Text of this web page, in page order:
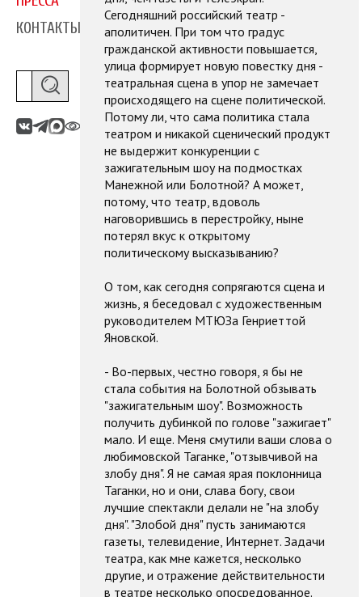
КОНТАКТЫ
Сегодняшний российский театр -
аполитичен. При том что градус
гражданской активности повышается,
улица формирует новую повестку дня -
театральная сцена в упор не замечает
происходящего на сцене политической.
Потому ли, что сама политика стала
театром и никакой сценический продукт
не выдержит конкуренции с
зажигательным шоу на подмостках
Манежной или Болотной? А может,
потому, что театр, вдоволь
наговорившись в перестройку, ныне
потерял вкус к открытому
политическому высказыванию?
О том, как сегодня сопрягаются сцена и
жизнь, я беседовал с художественным
руководителем МТЮЗа Генриеттой
Яновской.
- Во-первых, честно говоря, я бы не
стала события на Болотной обзывать
"зажигательным шоу". Возможность
получить дубинкой по голове "зажигает"
мало. И еще. Меня смутили ваши слова о
любимовской Таганке, "отзывчивой на
злобу дня". Я не самая ярая поклонница
Таганки, но и они, слава богу, свои
лучшие спектакли делали не "на злобу
дня". "Злобой дня" пусть занимаются
газеты, телевидение, Интернет. Задачи
театра, как мне кажется, несколько
другие, и отражение действительности
в театре несколько опосредованное.